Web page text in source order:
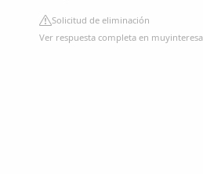
Solicitud de eliminación
Ver respuesta completa en